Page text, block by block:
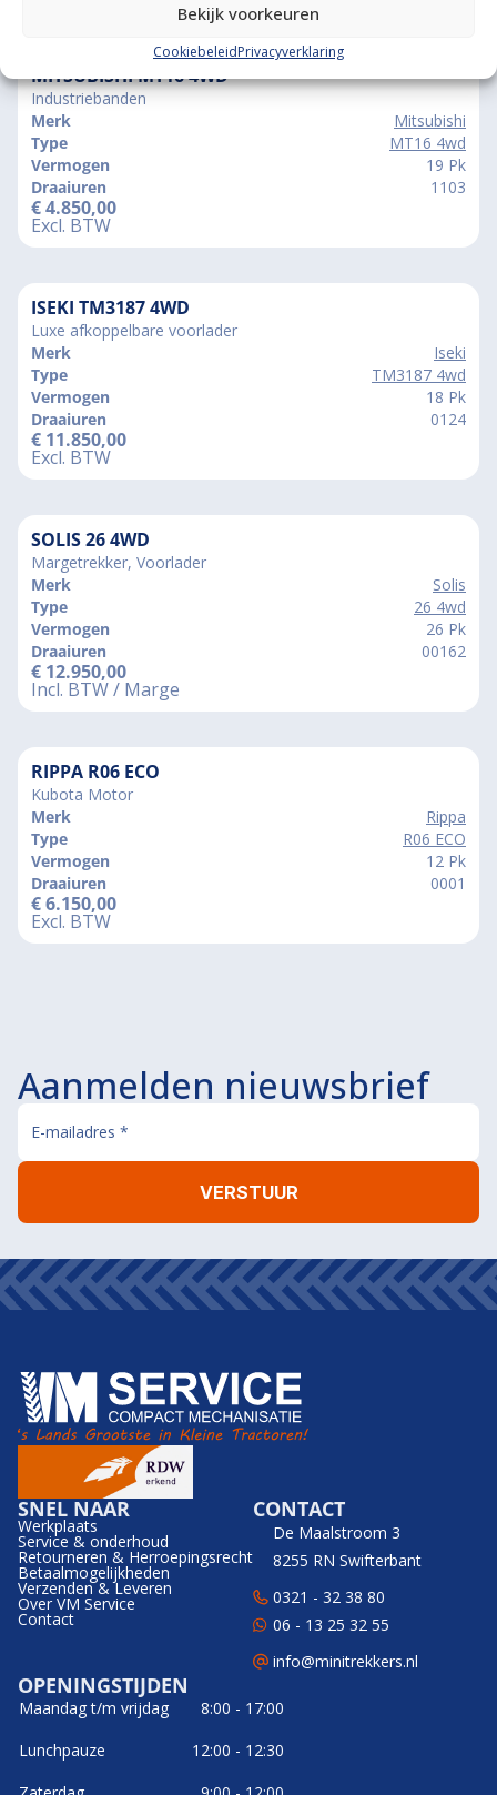
Bekijk voorkeuren
CookiebeleidPrivacyverklaring
Vergelijkbare producten
MITSUBISHI MT16 4WD
Industriebanden
Merk
Mitsubishi
Type
MT16 4wd
Vermogen
19 Pk
Draaiuren
1103
€4.850,00
Excl. BTW
ISEKI TM3187 4WD
Luxe afkoppelbare voorlader
Merk
Iseki
Type
TM3187 4wd
Vermogen
18 Pk
Draaiuren
0124
€ 11.850,00
Excl. BTW
SOLIS 26 4WD
Margetrekker, Voorlader
Merk
Solis
Type
26 4wd
Vermogen
26 Pk
Draaiuren
00162
€ 12.950,00
Incl. BTW / Marge
RIPPA R06 ECO
Kubota Motor
Merk
Rippa
Type
R06 ECO
Vermogen
12 Pk
Draaiuren
0001
€6.150,00
Excl. BTW
Aanmelden nieuwsbrief
SNEL NAAR
Werkplaats
Service & onderhoud
Retourneren & Herroepingsrecht
Betaalmogelijkheden
Verzenden & Leveren
Over VM Service
Contact
CONTACT
De Maalstroom 3
8255 RN Swifterbant
0321 - 32 38 80
06 - 13 25 32 55
info@minitrekkers.nl
OPENINGSTIJDEN
Maandag t/m vrijdag
8:00 - 17:00
Lunchpauze
12:00 - 12:30